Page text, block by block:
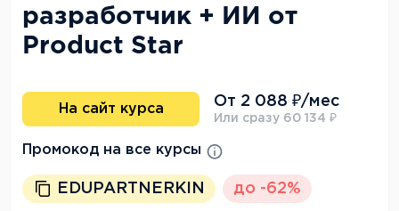
разработчик + ИИ от
Product Star
На сайт курса
От 2 088 ₽/мес
Или сразу 60 134 ₽
Промокод на все курсы
EDUPARTNERKIN до -62%